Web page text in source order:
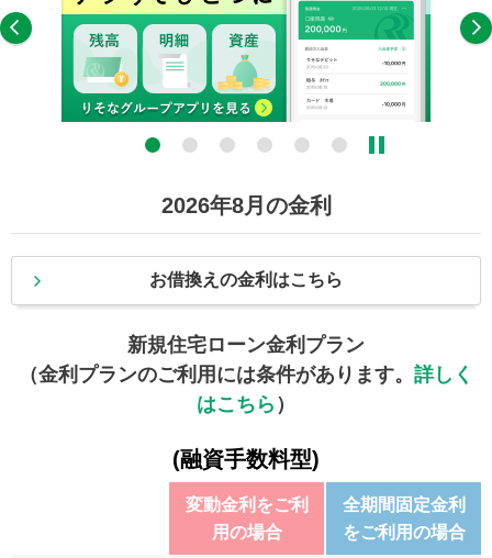
2026年8月の金利
お借換えの金利はこちら
新規住宅ローン金利プラン
（金利プランのご利用には条件があります。 詳しく
はこちら ）
(融資手数料型)
変動金利をご利
用の場合
全期間固定金利
をご利用の場合